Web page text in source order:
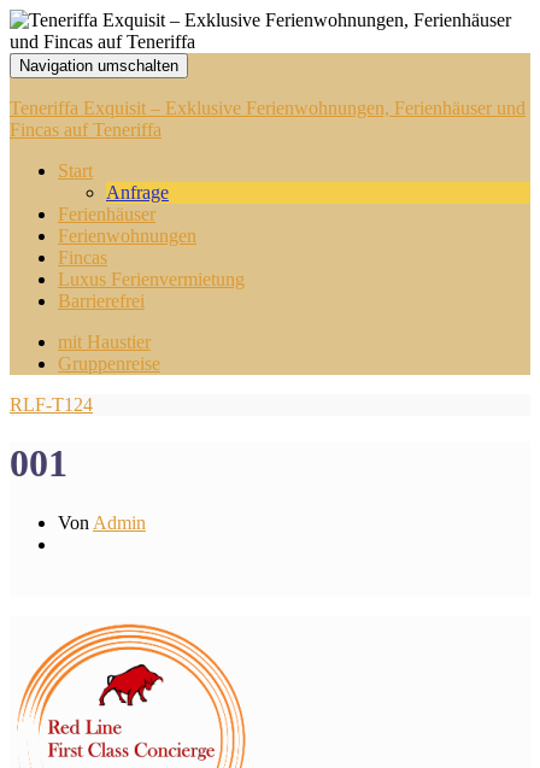
Navigation umschalten
Teneriffa Exquisit – Exklusive Ferienwohnungen, Ferienhäuser und
Fincas auf Teneriffa
Start
Anfrage
Ferienhäuser
Ferienwohnungen
Fincas
Luxus Ferienvermietung
Barrierefrei
mit Haustier
Gruppenreise
RLF-T124
001
Von Admin